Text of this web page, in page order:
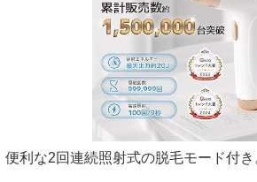
便利な2回連続照射式の脱毛モード付き